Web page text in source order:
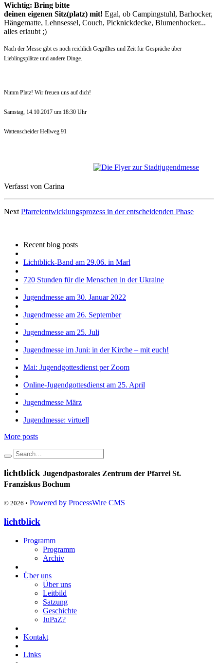
Wichtig: Bring bitte
deinen eigenen Sitz(platz) mit! Egal, ob Campingstuhl, Barhocker,
Hängematte, Lehnsessel, Couch, Picknickdecke, Blumenhocker...
alles erlaubt ;)
Nach der Messe gibt es noch reichlich Gegrilltes und Zeit für Gespräche über
Lieblingsplätze und andere Dinge.
Nimm Platz! Wir freuen uns auf dich!
Samstag, 14.10.2017 um 18:30 Uhr
Wattenscheider Hellweg 91
Verfasst von Carina
Next Pfarreientwicklungsprozess in der entscheidenden Phase
Recent blog posts
Lichtblick-Band am 29.06. in Marl
720 Stunden für die Menschen in der Ukraine
Jugendmesse am 30. Januar 2022
Jugendmesse am 26. September
Jugendmesse am 25. Juli
Jugendmesse im Juni: in der Kirche – mit euch!
Mai: Jugendgottesdienst per Zoom
Online-Jugendgottesdienst am 25. April
Jugendmesse März
Jugendmesse: virtuell
More posts
lichtblick Jugendpastorales Zentrum der Pfarrei St.
Franziskus Bochum
© 2026 • Powered by ProcessWire CMS
lichtblick
Programm
Programm
Archiv
Über uns
Über uns
Leitbild
Satzung
Geschichte
JuPaZ?
Kontakt
Links